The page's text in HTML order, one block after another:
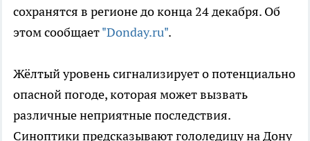
сохранятся в регионе до конца 24 декабря. Об
этом сообщает"Donday.ru".
Жёлтый уровень сигнализирует о потенциально
опасной погоде, которая может вызвать
различные неприятные последствия.
Синоптики предсказывают гололедицу на Дону